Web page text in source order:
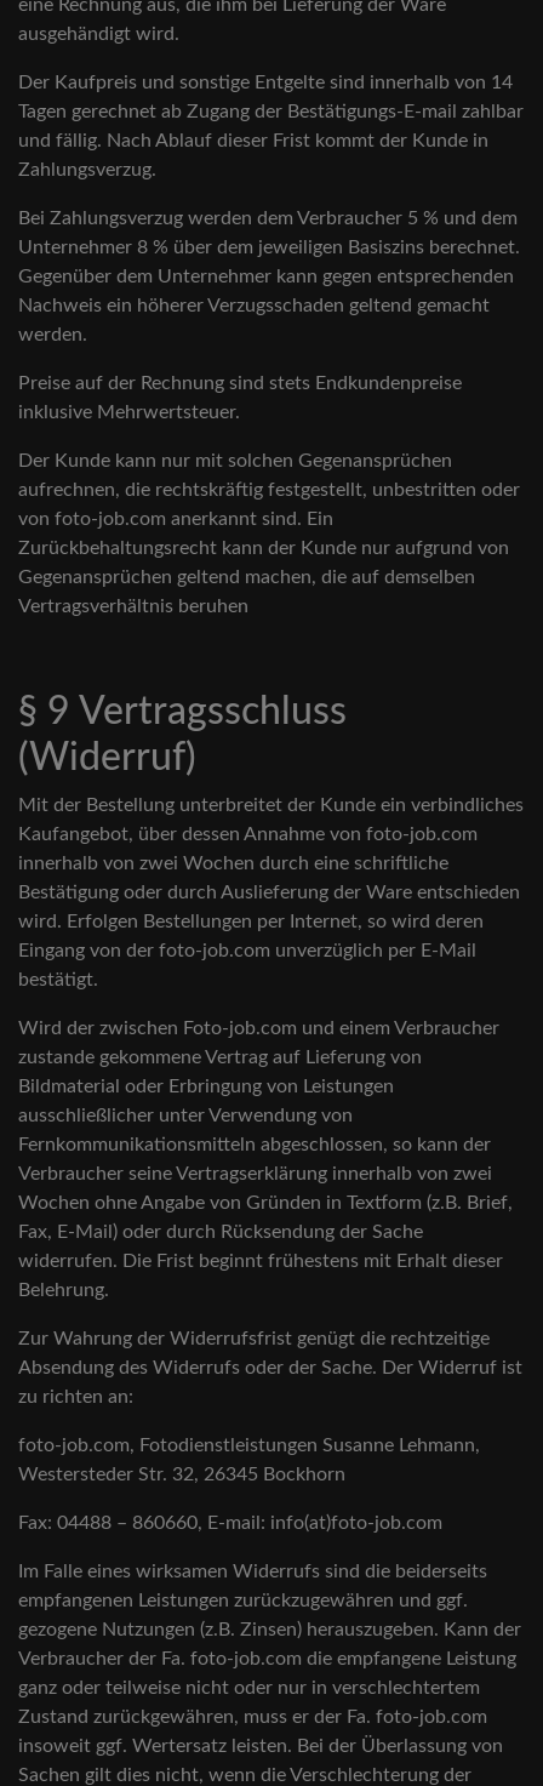
eine Rechnung aus, die ihm bei Lieferung der Ware
ausgehändigt wird.
Der Kaufpreis und sonstige Entgelte sind innerhalb von 14
Tagen gerechnet ab Zugang der Bestätigungs-E-mail zahlbar
und fällig. Nach Ablauf dieser Frist kommt der Kunde in
Zahlungsverzug.
Bei Zahlungsverzug werden dem Verbraucher 5 % und dem
Unternehmer 8 % über dem jeweiligen Basiszins berechnet.
Gegenüber dem Unternehmer kann gegen entsprechenden
Nachweis ein höherer Verzugsschaden geltend gemacht
werden.
Preise auf der Rechnung sind stets Endkundenpreise
inklusive Mehrwertsteuer.
Der Kunde kann nur mit solchen Gegenansprüchen
aufrechnen, die rechtskräftig festgestellt, unbestritten oder
von foto-job.com anerkannt sind. Ein
Zurückbehaltungsrecht kann der Kunde nur aufgrund von
Gegenansprüchen geltend machen, die auf demselben
Vertragsverhältnis beruhen
§ 9 Vertragsschluss
(Widerruf)
Mit der Bestellung unterbreitet der Kunde ein verbindliches
Kaufangebot, über dessen Annahme von foto-job.com
innerhalb von zwei Wochen durch eine schriftliche
Bestätigung oder durch Auslieferung der Ware entschieden
wird. Erfolgen Bestellungen per Internet, so wird deren
Eingang von der foto-job.com unverzüglich per E-Mail
bestätigt.
Wird der zwischen Foto-job.com und einem Verbraucher
zustande gekommene Vertrag auf Lieferung von
Bildmaterial oder Erbringung von Leistungen
ausschließlicher unter Verwendung von
Fernkommunikationsmitteln abgeschlossen, so kann der
Verbraucher seine Vertragserklärung innerhalb von zwei
Wochen ohne Angabe von Gründen in Textform (z.B. Brief,
Fax, E-Mail) oder durch Rücksendung der Sache
widerrufen. Die Frist beginnt frühestens mit Erhalt dieser
Belehrung.
Zur Wahrung der Widerrufsfrist genügt die rechtzeitige
Absendung des Widerrufs oder der Sache. Der Widerruf ist
zu richten an:
foto-job.com, Fotodienstleistungen Susanne Lehmann,
Westersteder Str. 32, 26345 Bockhorn
Fax: 04488 – 860660, E-mail: info(at)foto-job.com
Im Falle eines wirksamen Widerrufs sind die beiderseits
empfangenen Leistungen zurückzugewähren und ggf.
gezogene Nutzungen (z.B. Zinsen) herauszugeben. Kann der
Verbraucher der Fa. foto-job.com die empfangene Leistung
ganz oder teilweise nicht oder nur in verschlechtertem
Zustand zurückgewähren, muss er der Fa. foto-job.com
insoweit ggf. Wertersatz leisten. Bei der Überlassung von
Sachen gilt dies nicht, wenn die Verschlechterung der